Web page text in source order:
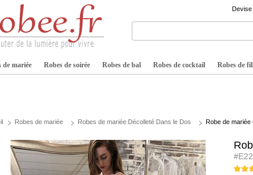
Devise
de mariée Robes de soirée Robes de bal Robes de cocktail Robes de
Robes de mariée Robes de mariée Décolleté Dans le Dos Robe de mariée